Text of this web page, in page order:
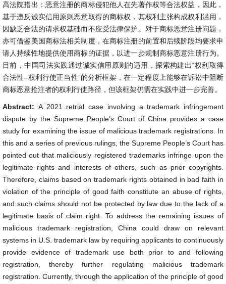
高法院指出：恶意注册的商标侵犯他人在先著作权等合法权益，因此，
基于违反诚实信用原则恶意取得的商标权，其权利主张构成权利滥用，
因缺乏合法的请求权基础而不应受法律保护。对于商标恶意注册问题，
亦可借鉴美国商标法相关制度，在商标注册的前置和后续阶段均要求申
请人持续性地提供使用商标的证据，以进一步规制商标恶意注册行为。
目前，中国司法实践通过诚实信用原则的适用，探索构建出“权利取得
合法性–权利行使正当性”的分析框架，在一定程度上能够在诉讼中阻断
商标恶意抢注者的权利行使路径，但该框架仍需在实践中进一步完善。
Abstract: A 2021 retrial case involving a trademark infringement
dispute by the Supreme People’s Court of China provides a case
study for examining the issue of malicious trademark registrations. In
this and a series of previous rulings, the Supreme People’s Court has
pointed out that maliciously registered trademarks infringe upon the
legitimate rights and interests of others, such as prior copyrights.
Therefore, claims based on trademark rights obtained in bad faith in
violation of the principle of good faith constitute an abuse of rights,
and such claims should not be protected by law due to the lack of a
legitimate basis of claim right. To address the remaining issues of
malicious trademark registration, China could draw on relevant
systems in U.S. trademark law by requiring applicants to continuously
provide evidence of trademark use both prior to and following
registration, thereby further regulating malicious trademark
registration. Currently, through the application of the principle of good